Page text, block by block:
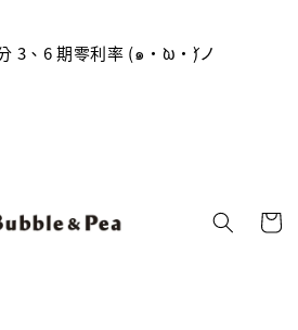
3、6 期零利率 (๑•̀ω•́)ノ